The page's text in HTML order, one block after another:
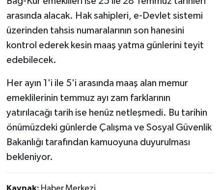
arasında alacak. Hak sahipleri, e-Devlet sistemi
üzerinden tahsis numaralarının son hanesini
kontrol ederek kesin maaş yatma günlerini teyit
edebilecek.
Her ayın 1'i ile 5'i arasında maaş alan memur
emeklilerinin temmuz ayı zam farklarının
yatırılacağı tarih ise henüz netleşmedi. Bu tarihin
önümüzdeki günlerde Çalışma ve Sosyal Güvenlik
Bakanlığı tarafından kamuoyuna duyurulması
bekleniyor.